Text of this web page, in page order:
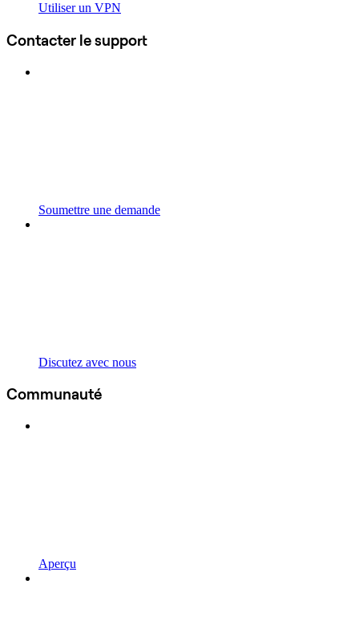
Utiliser un VPN
Contacter le support
Soumettre une demande
Discutez avec nous
Communauté
Aperçu